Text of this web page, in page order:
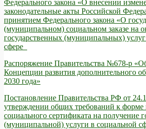
Федерального закона «О внесении
законодательные акты Российской
принятием Федерального закона «О
(муниципальном) социальном заказе на
государственных (муниципальных)
сфере
Распоряжение Правительства №678-р
Концепции развития дополнительного
2030 года»
Постановление Правительства РФ от
утверждении общих требований к
социального сертификата на получение
(муниципальной) услуги в социальной